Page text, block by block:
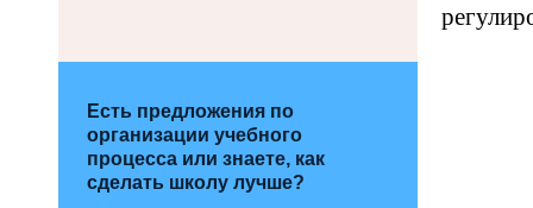
Есть предложения по
организации учебного
процесса или знаете, как
сделать школу лучше?